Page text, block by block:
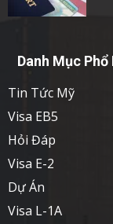
Danh Mục Phổ
Tin Tức Mỹ
Visa EB5
Hỏi Đáp
Visa E-2
Dự Án
Visa L-1A